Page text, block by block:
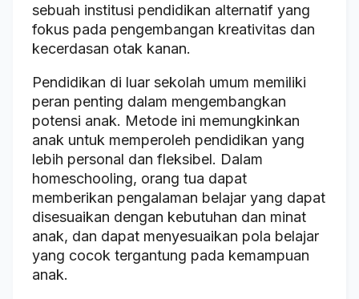
sebuah institusi pendidikan alternatif yang
fokus pada pengembangan kreativitas dan
kecerdasan otak kanan.
Pendidikan di luar sekolah umum memiliki
peran penting dalam mengembangkan
potensi anak. Metode ini memungkinkan
anak untuk memperoleh pendidikan yang
lebih personal dan fleksibel. Dalam
homeschooling, orang tua dapat
memberikan pengalaman belajar yang dapat
disesuaikan dengan kebutuhan dan minat
anak, dan dapat menyesuaikan pola belajar
yang cocok tergantung pada kemampuan
anak.